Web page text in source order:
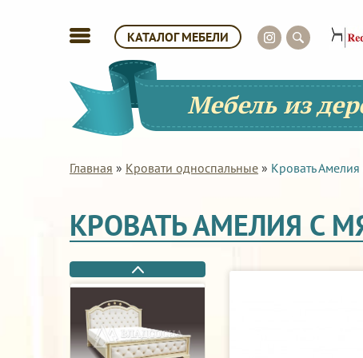
КАТАЛОГ МЕБЕЛИ
Мебель из
Главная » Кровати односпальные » Кровать
КРОВАТЬ АМЕЛИЯ С